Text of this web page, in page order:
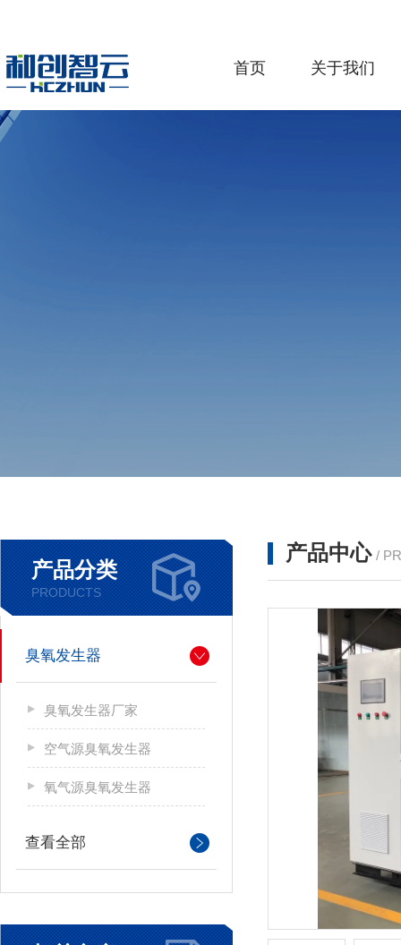
首页 关于我们
产品分类
PRODUCTS
臭氧发生器
臭氧发生器厂家
空气源臭氧发生器
氧气源臭氧发生器
查看全部
产品中心 /